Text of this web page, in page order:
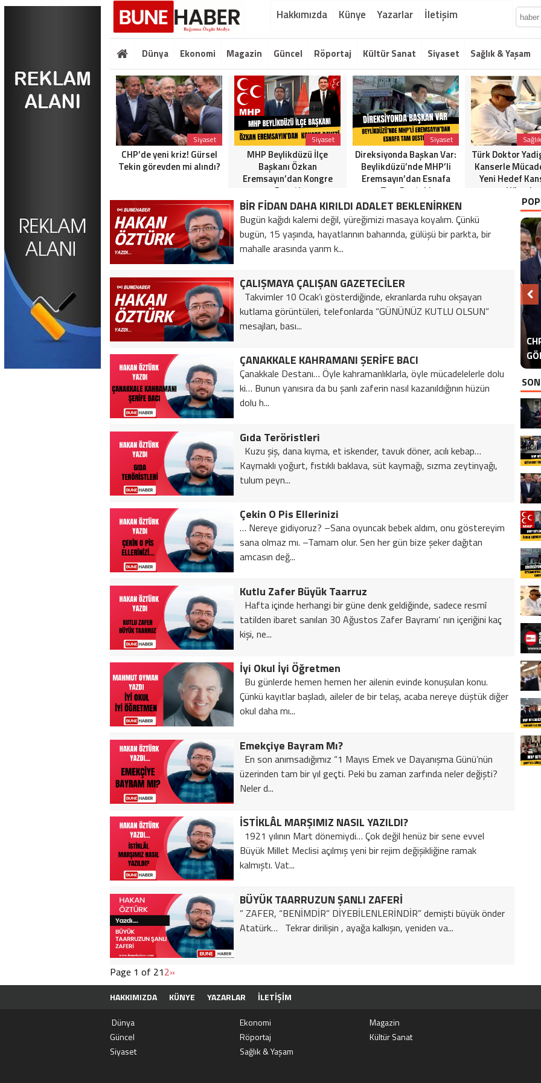
Hakkımızda Künye Yazarlar İletişim
Dünya Ekonomi Magazin Güncel Röportaj Kültür Sanat Siyaset Sağlık & Yaşam
Siyaset
CHP’de yeni kriz! Gürsel
Tekin görevden mi alındı?
Siyaset
MHP Beylikdüzü İlçe
Başkanı Özkan
Eremsayın’dan Kongre
Daveti
Siyaset
Direksiyonda Başkan Var:
Beylikdüzü’nde MHP’li
Eremsayın’dan Esnafa
Tam Destek!
Türk Doktor
Kanserle
Yeni Hedef
BİR FİDAN DAHA KIRILDI ADALET BEKLENİRKEN
Bugün kağıdı kalemi değil, yüreğimizi masaya koyalım. Çünkü
bugün, 15 yaşında, hayatlarının baharında, gülüşü bir parkta, bir
mahalle arasında yarım k...
ÇALIŞMAYA ÇALIŞAN GAZETECİLER
​Takvimler 10 Ocak’ı gösterdiğinde, ekranlarda ruhu okşayan
kutlama görüntüleri, telefonlarda “GÜNÜNÜZ KUTLU OLSUN”
mesajları, bası...
ÇANAKKALE KAHRAMANI ŞERİFE BACI
Çanakkale Destanı… Öyle kahramanlıklarla, öyle mücadelelerle dolu
ki… Bunun yanısıra da bu şanlı zaferin nasıl kazanıldığının hüzün
dolu h...
Gıda Teröristleri
Kuzu şiş, dana kıyma, et iskender, tavuk döner, acılı kebap…
Kaymaklı yoğurt, fıstıklı baklava, süt kaymağı, sızma zeytinyağı,
tulum peyn...
Çekin O Pis Ellerinizi
… Nereye gidiyoruz? –Sana oyuncak bebek aldım, onu göstereyim
sana olmaz mı. –Tamam olur. Sen her gün bize şeker dağıtan
amcasın değ...
Kutlu Zafer Büyük Taarruz
Hafta içinde herhangi bir güne denk geldiğinde, sadece resmî
tatilden ibaret sanılan 30 Ağustos Zafer Bayramı‘ nın içeriğini kaç
kişi, ne...
İyi Okul İyi Öğretmen
Bu günlerde hemen hemen her ailenin evinde konuşulan konu.
Çünkü kayıtlar başladı, aileler de bir telaş, acaba nereye düştük diğer
okul daha mı...
Emekçiye Bayram Mı?
En son anımsadığımız “1 Mayıs Emek ve Dayanışma Günü’nün
üzerinden tam bir yıl geçti. Peki bu zaman zarfında neler değişti?
Neler d...
İSTİKLÂL MARŞIMIZ NASIL YAZILDI?
1921 yılının Mart dönemiydi… Çok değil henüz bir sene evvel
Büyük Millet Meclisi açılmış yeni bir rejim değişikliğine ramak
kalmıştı. Vat...
BÜYÜK TAARRUZUN ŞANLI ZAFERİ
” ZAFER, “BENİMDİR” DİYEBİLENLERİNDİR” demişti büyük önder
Atatürk… Tekrar dirilişin , ayağa kalkışın, yeniden va...
Page 1 of 212»
HAKKIMIZDA KÜNYE YAZARLAR
İLETIŞIM
Dünya
Ekonomi
Magazin
Güncel
Röportaj
Kültür Sanat
Siyaset
Sağlık & Yaşam